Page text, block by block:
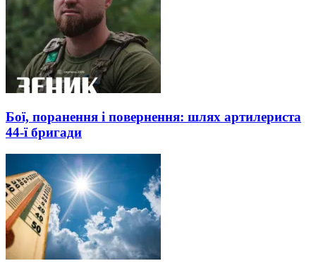
Бої, поранення і повернення: шлях артилериста
44-ї бригади